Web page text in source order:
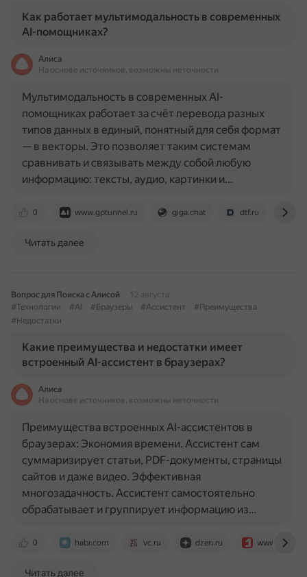
Как работает мультимодальность в современных
AI-помощниках?
Алиса
На основе источников, возможны неточности
0 www.gptunnel.ru giga.chat dtf.ru
Мультимодальность в современных AI-
помощниках работает за счёт перевода разных
типов данных в единый, понятный для себя формат
— в векторы. Это позволяет таким системам
сравнивать и связывать между собой любую
информацию: тексты, аудио, картинки и…
Читать далее
Вопрос для Поиска с Алисой
12 августа
#Технологии
#AI #Браузеры #Ассистент
#Преимущества
#Недостатки
Какие преимущества и недостатки имеет
встроенный AI-ассистент в браузерах?
Алиса
На основе источников, возможны неточности
0 habr.com vc.ru dzen.ru
Преимущества встроенных AI-ассистентов в
браузерах: Экономия времени. Ассистент сам
суммаризирует статьи, PDF-документы, страницы
сайтов и даже видео. Эффективная
многозадачность. Ассистент самостоятельно
обрабатывает и группирует информацию из…
Читать далее